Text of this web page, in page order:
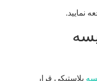
نمایید.
پلاستیکی قرار